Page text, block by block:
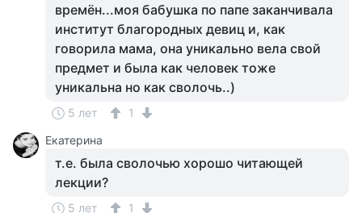
времён...моя бабушка по папе заканчивала
институт благородных девиц и, как
говорила мама, она уникально вела свой
предмет и была как человек тоже
уникальна но как сволочь..)
5 лет
1
Екатерина
т.е. была сволочью хорошо читающей
лекции?
5 лет
1